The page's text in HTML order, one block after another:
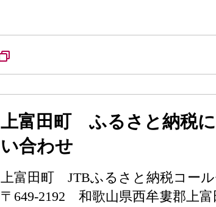
上富田町 ふるさと納税
い合わせ
上富田町 JTBふるさと納税コー
〒649-2192 和歌山県西牟婁郡上富